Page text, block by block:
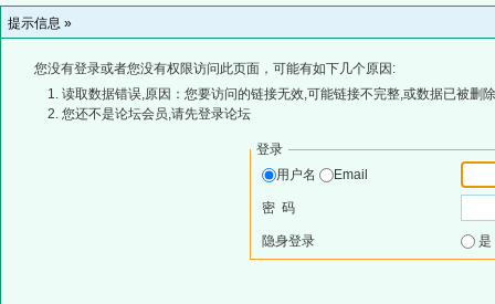
提示信息 »
您没有登录或者您没有权限访问此页面，可能有如下几个原因:
读取数据错误,原因：您要访问的链接无效,可能链接不完整,或数据已被删
您还不是论坛会员,请先登录论坛
登录
用户名
Email
密 码
隐身登录